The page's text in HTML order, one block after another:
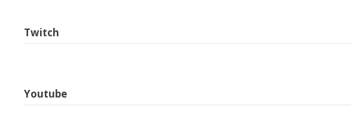
Twitch
Youtube